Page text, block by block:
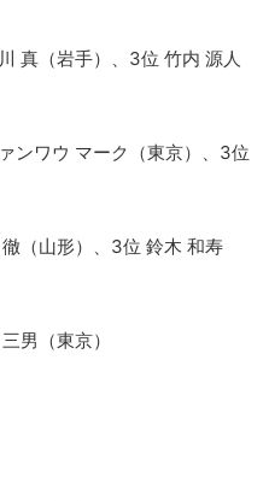
真（岩手）、3位 竹内 源人
ンワウ マーク（東京）、3位
（山形）、3位 鈴木 和寿
男（東京）